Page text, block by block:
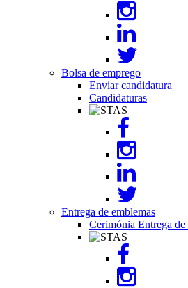
Bolsa de emprego
Enviar candidatura
Candidaturas
Image
Entrega de emblemas
Cerimónia Entrega
Image